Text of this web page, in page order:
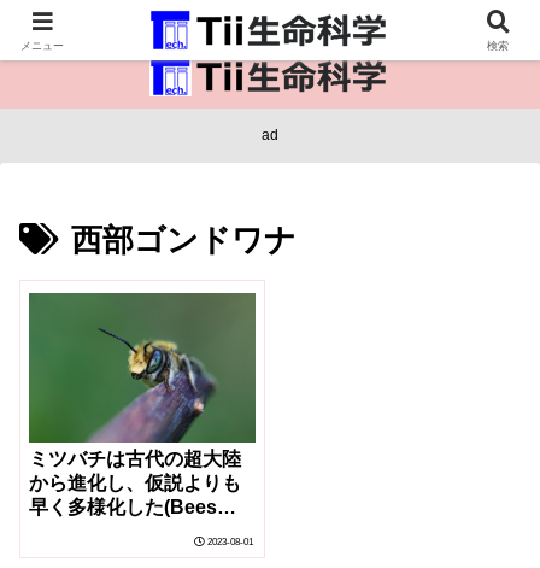
医療保健・生命・生物の情報インフラ。
ad
西部ゴンドワナ
ミツバチは古代の超大陸
から進化し、仮説よりも
早く多様化した(Bees
supercontinent,
2023-08-01
メニュー 検索